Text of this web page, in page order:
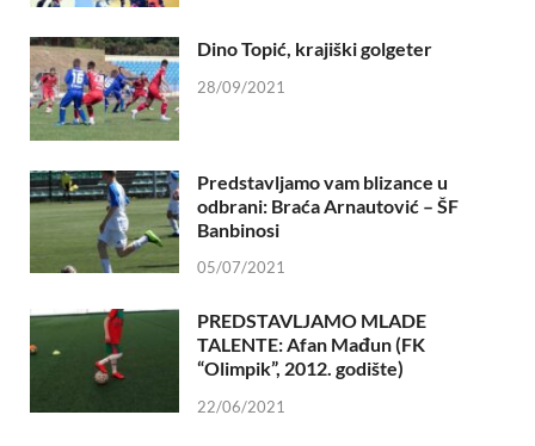
Dino Topić, krajiški golgeter
28/09/2021
Predstavljamo vam blizance u
odbrani: Braća Arnautović – ŠF
Banbinosi
05/07/2021
PREDSTAVLJAMO MLADE
TALENTE: Afan Mađun (FK
“Olimpik”, 2012. godište)
22/06/2021